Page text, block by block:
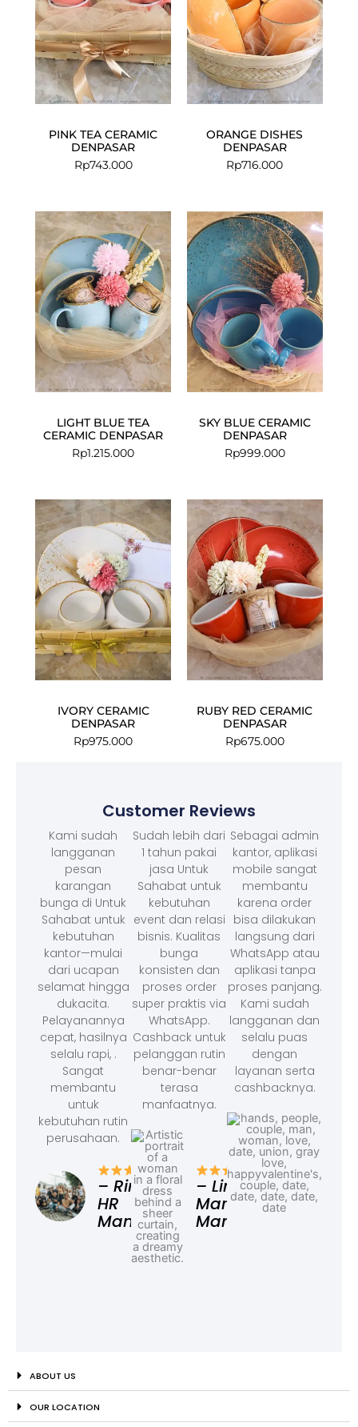
PINK TEA CERAMIC
DENPASAR
Rp743.000
ORANGE DISHES
DENPASAR
Rp716.000
LIGHT BLUE TEA
CERAMIC DENPASAR
Rp1.215.000
SKY BLUE CERAMIC
DENPASAR
Rp999.000
IVORY CERAMIC
DENPASAR
Rp975.000
RUBY RED CERAMIC
DENPASAR
Rp675.000
Customer Reviews
Kami sudah
langganan
pesan
karangan
bunga di Untuk
Sahabat untuk
kebutuhan
kantor—mulai
dari ucapan
selamat hingga
dukacita.
Pelayanannya
cepat, hasilnya
selalu rapi, .
Sangat
membantu
untuk
kebutuhan rutin
perusahaan.
– Rina,
HR
Manager
Sudah lebih dari
1 tahun pakai
jasa Untuk
Sahabat untuk
kebutuhan
event dan relasi
bisnis. Kualitas
bunga
konsisten dan
proses order
super praktis via
WhatsApp.
Cashback untuk
pelanggan rutin
benar-benar
terasa
manfaatnya.
– Linda,
Marketing
Manager
Sebagai admin
kantor, aplikasi
mobile sangat
membantu
karena order
bisa dilakukan
langsung dari
WhatsApp atau
aplikasi tanpa
proses panjang.
Kami sudah
langganan dan
selalu puas
dengan
layanan serta
cashbacknya.
ABOUT US
OUR LOCATION